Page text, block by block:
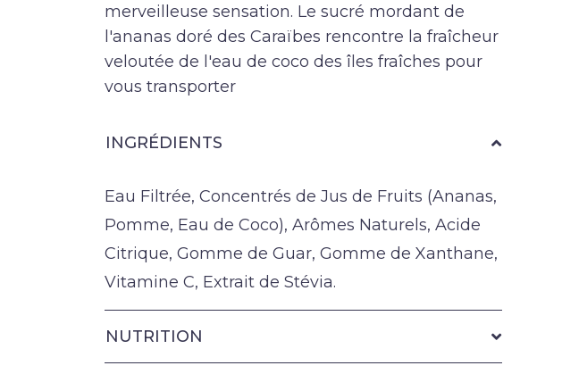
merveilleuse sensation. Le sucré mordant de
l'ananas doré des Caraïbes rencontre la fraîcheur
veloutée de l'eau de coco des îles fraîches pour
vous transporter
INGRÉDIENTS
Eau Filtrée, Concentrés de Jus de Fruits (Ananas,
Pomme, Eau de Coco), Arômes Naturels, Acide
Citrique, Gomme de Guar, Gomme de Xanthane,
Vitamine C, Extrait de Stévia.
NUTRITION